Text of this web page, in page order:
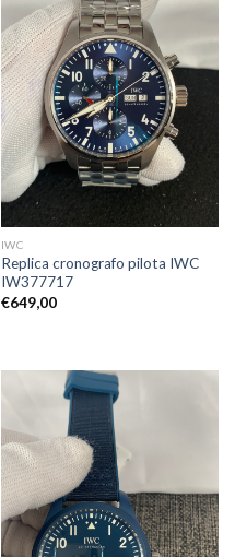
IWC
Replica cronografo pilota IWC
IW377717
€649,00